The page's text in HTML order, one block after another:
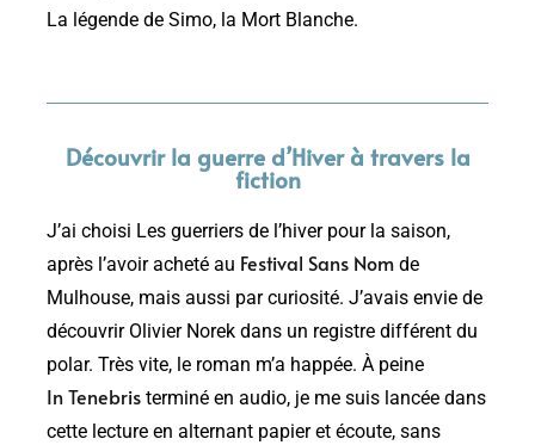
La légende de Simo, la Mort Blanche.
Découvrir la guerre d’Hiver à travers la
fiction
J’ai choisi Les guerriers de l’hiver pour la saison,
après l’avoir acheté au Festival Sans Nom de
Mulhouse, mais aussi par curiosité. J’avais envie de
découvrir Olivier Norek dans un registre différent du
polar. Très vite, le roman m’a happée. À peine
In Tenebris terminé en audio, je me suis lancée dans
cette lecture en alternant papier et écoute, sans